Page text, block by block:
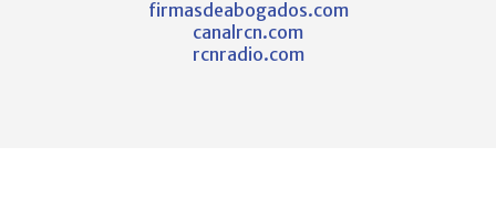
firmasdeabogados.com
canalrcn.com
rcnradio.com